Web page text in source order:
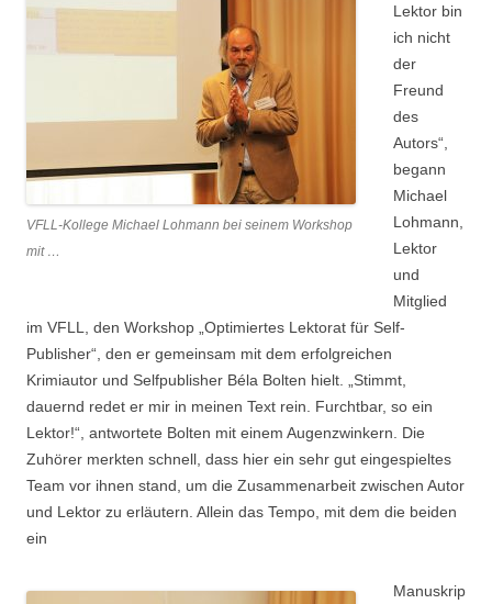
VFLL-Kollege Michael Lohmann bei seinem Workshop
mit …
Lektor bin
ich nicht
der
Freund
des
Autors“,
begann
Michael
Lohmann,
Lektor
und
Mitglied
im VFLL, den Workshop „Optimiertes Lektorat für Self-
Publisher“, den er gemeinsam mit dem erfolgreichen
Krimiautor und Selfpublisher Béla Bolten hielt. „Stimmt,
dauernd redet er mir in meinen Text rein. Furchtbar, so ein
Lektor!“, antwortete Bolten mit einem Augenzwinkern. Die
Zuhörer merkten schnell, dass hier ein sehr gut eingespieltes
Team vor ihnen stand, um die Zusammenarbeit zwischen Autor
und Lektor zu erläutern. Allein das Tempo, mit dem die beiden
ein
Manuskrip